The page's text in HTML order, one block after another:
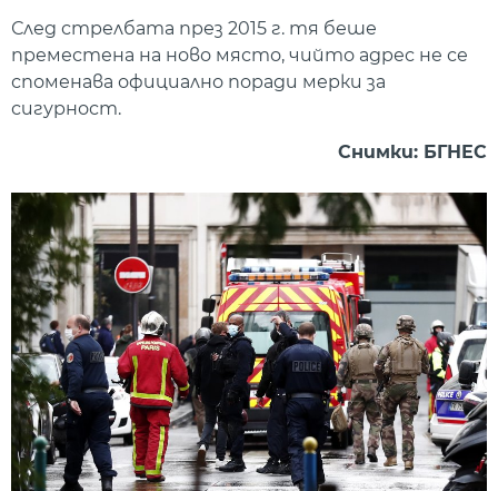
След стрелбата през 2015 г. тя беше
преместена на ново място, чийто адрес не се
споменава официално поради мерки за
сигурност.
Снимки: БГНЕС